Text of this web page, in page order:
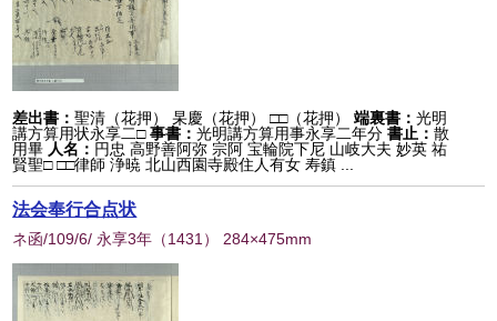
差出書：聖清（花押） 杲慶（花押） □□（花押） 端裏書：光明
講方算用状永享二□事書：光明講方算用事永享二年分 書止：散
用畢 人名： 円忠 高野善阿弥 宗阿 宝輪院下尼 山岐大夫 妙英 祐
賢聖□ □□律師 浄暁 北山西園寺殿住人有女 寿鎮 ...
法会奉行合点状
ネ函/109/6/ 永享3年 （1431 ） 284×475mm